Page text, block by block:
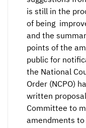
is still in the
of being
and the
points of the
public for
the National
Order (NCPO)
written
Committee to
amendments